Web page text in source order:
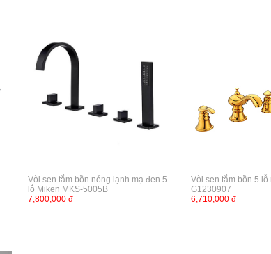
Vòi sen tắm bồn nóng lạnh mạ đen 5
lỗ Miken MKS-5005B
7,800,000 đ
Vòi sen tắm bồn 5 lỗ
G1230907
6,710,000 đ